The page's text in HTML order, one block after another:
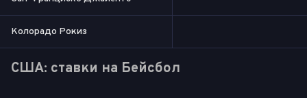
Колорадо Рокиз
США: ставки на Бейсбол